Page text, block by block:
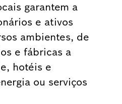
garantem a
e ativos
ambientes, de
e fábricas a
hotéis e
ou serviços